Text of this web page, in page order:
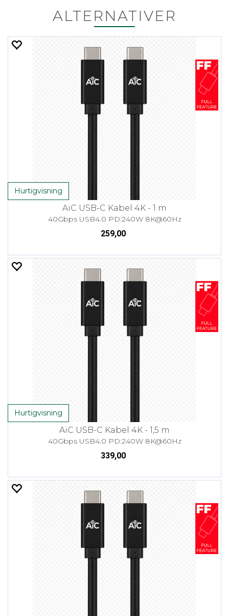
ALTERNATIVER
Hurtigvisning
AiC USB-C Kabel 4K - 1 m
40Gbps USB4.0 PD:240W 8K@60Hz
259,00
Hurtigvisning
AiC USB-C Kabel 4K - 1,5 m
40Gbps USB4.0 PD:240W 8K@60Hz
339,00